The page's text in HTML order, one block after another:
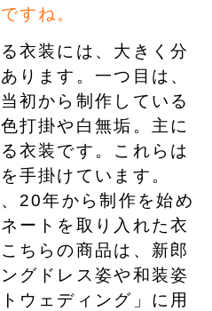
すね。
衣装には、大きく分
ります。一つ目は、
初から制作している
打掛や白無垢。主に
衣装です。これらは
手掛けています。
20年から制作を始め
ートを取り入れた衣
ちらの商品は、新郎
グドレス姿や和装姿
ウェディング」に用